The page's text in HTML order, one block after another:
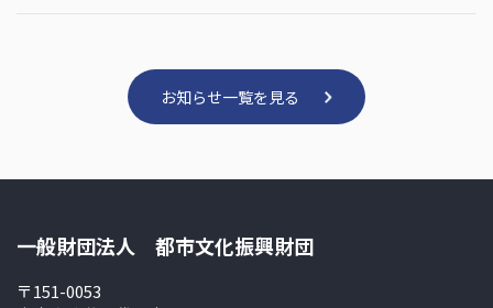
お知らせ一覧を見る
一般財団法人 都市文化振興財団
〒151-0053